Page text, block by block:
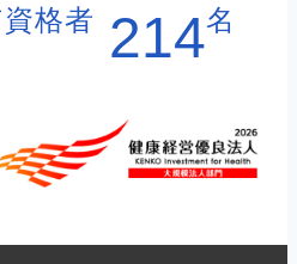
格者 214名